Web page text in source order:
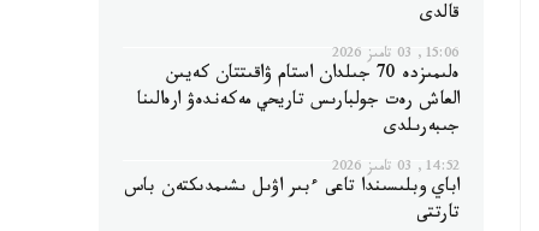
قالدى
15:06, 03 تامىز 2026
ەلىمىزدە 70 جىلدان استام ۋاقىتتان كەيىن
العاش رەت جولبارىس تاريحي مەكەندەۋ ارەالىنا
جىبەرىلدى
14:52, 03 تامىز 2026
اباي وبلىسىندا تاعى ءبىر اۋىل ىشىمدىكتەن باس
تارتتى